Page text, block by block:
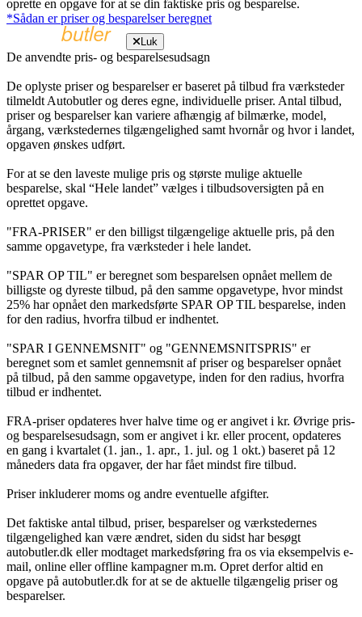
oprette en opgave for at se din faktiske pris og besparelse.
*Sådan er priser og besparelser beregnet
Luk
De anvendte pris- og besparelsesudsagn
De oplyste priser og besparelser er baseret på tilbud fra værksteder
tilmeldt Autobutler og deres egne, individuelle priser. Antal tilbud,
priser og besparelser kan variere afhængig af bilmærke, model,
årgang, værkstedernes tilgængelighed samt hvornår og hvor i landet,
opgaven ønskes udført.
For at se den laveste mulige pris og største mulige aktuelle
besparelse, skal “Hele landet” vælges i tilbudsoversigten på en
oprettet opgave.
"FRA-PRISER" er den billigst tilgængelige aktuelle pris, på den
samme opgavetype, fra værksteder i hele landet.
"SPAR OP TIL" er beregnet som besparelsen opnået mellem de
billigste og dyreste tilbud, på den samme opgavetype, hvor mindst
25% har opnået den markedsførte SPAR OP TIL besparelse, inden
for den radius, hvorfra tilbud er indhentet.
"SPAR I GENNEMSNIT" og "GENNEMSNITSPRIS" er
beregnet som et samlet gennemsnit af priser og besparelser opnået
på tilbud, på den samme opgavetype, inden for den radius, hvorfra
tilbud er indhentet.
FRA-priser opdateres hver halve time og er angivet i kr. Øvrige pris-
og besparelsesudsagn, som er angivet i kr. eller procent, opdateres
en gang i kvartalet (1. jan., 1. apr., 1. jul. og 1 okt.) baseret på 12
måneders data fra opgaver, der har fået mindst fire tilbud.
Priser inkluderer moms og andre eventuelle afgifter.
Det faktiske antal tilbud, priser, besparelser og værkstedernes
tilgængelighed kan være ændret, siden du sidst har besøgt
autobutler.dk eller modtaget markedsføring fra os via eksempelvis e-
mail, online eller offline kampagner m.m. Opret derfor altid en
opgave på autobutler.dk for at se de aktuelle tilgængelig priser og
besparelser.